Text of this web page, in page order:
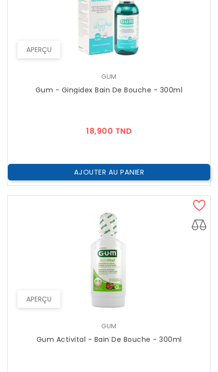
APERÇU
GUM
Gum - Gingidex Bain De Bouche - 300ml
18,900 TND
AJOUTER AU PANIER
APERÇU
GUM
Gum Activital - Bain De Bouche - 300ml